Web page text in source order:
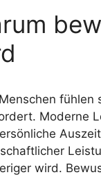
fühlen
Moderne
wird.